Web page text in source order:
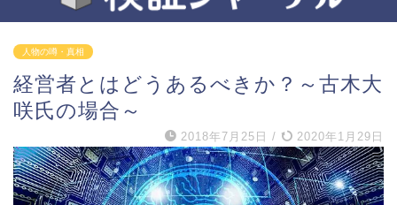
人物の噂・真相
経営者とはどうあるべきか？～古木大
咲氏の場合～
2018年7月25日 / 2020年1月29日